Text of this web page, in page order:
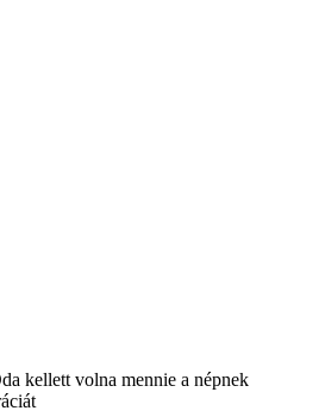
kellett volna mennie a népnek